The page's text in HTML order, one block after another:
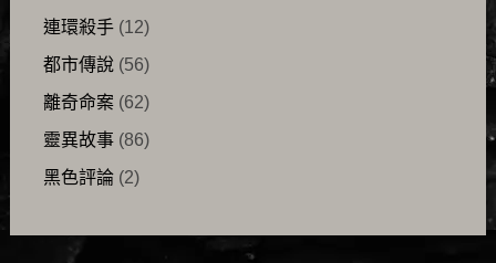
連環殺手(12)
都市傳說(56)
離奇命案(62)
靈異故事(86)
黑色評論(2)